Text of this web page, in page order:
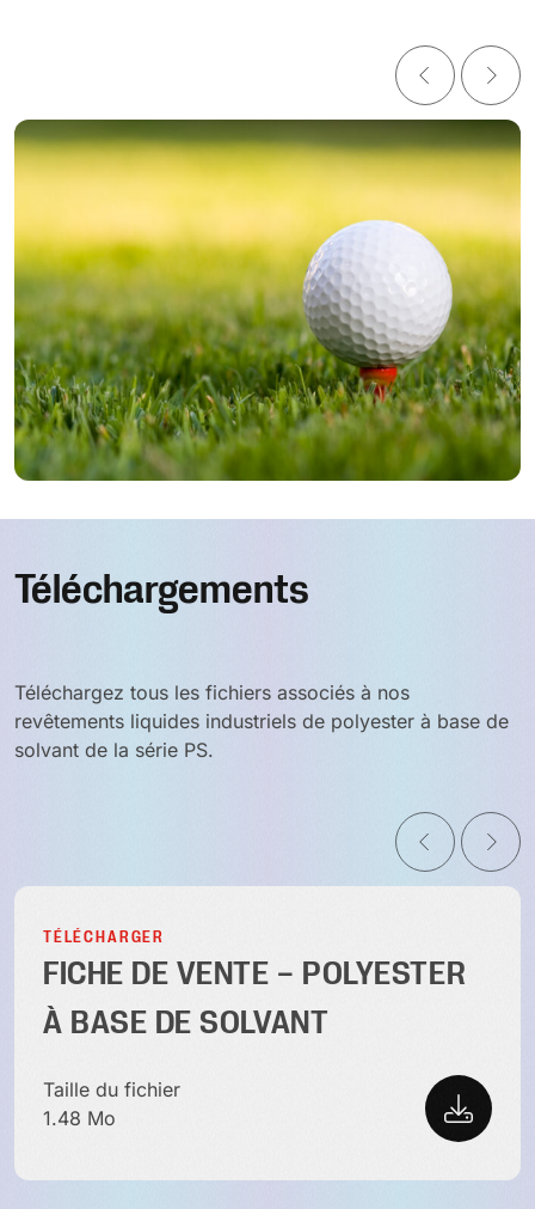
Téléchargements
Téléchargez tous les fichiers associés à nos
revêtements liquides industriels de polyester à base de
solvant de la série PS.
TÉLÉCHARGER
FICHE DE VENTE – POLYESTER
À BASE DE SOLVANT
Taille du fichier
1.48 Mo